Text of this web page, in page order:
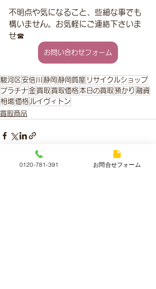
不明点や気になること、些細な事でも
構いません。お気軽にご連絡下さいま
せ☎
お問い合わせフォーム
駿河区 安倍川 静岡 静岡質屋 リサイクルショップ
プラチナ 金 買取 買取価格 本日の買取 預かり 融資
相場 価格 ルイヴィトン
買取商品
0120-781-391 お問合せフォーム